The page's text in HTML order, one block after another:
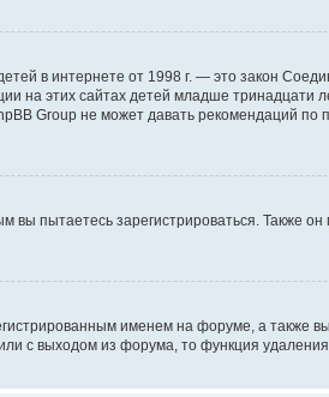
в интернете от 1998 г. — это закон
на этих сайтах детей младше
Group не может давать рекомендаций
пытаетесь зарегистрироваться. Также
именем на форуме, а также
с выходом из форума, то функция